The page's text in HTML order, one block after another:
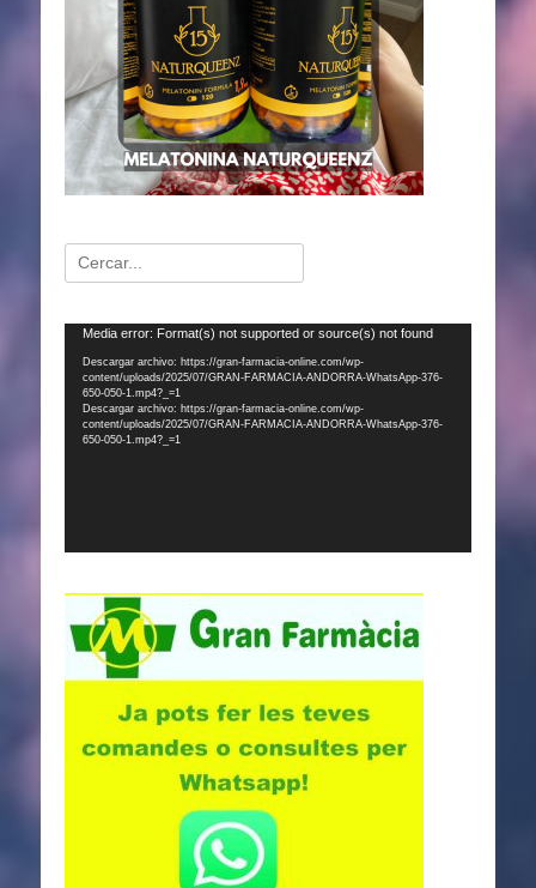
Buscar:
Reproductor
vídeo
Media error: Format(s) not supported or source(s) not found
Descargar archivo: https://gran-farmacia-online.com/wp-
content/uploads/2025/07/GRAN-FARMACIA-ANDORRA-WhatsApp-376-
650-050-1.mp4?_=1
Descargar archivo: https://gran-farmacia-online.com/wp-
content/uploads/2025/07/GRAN-FARMACIA-ANDORRA-WhatsApp-376-
650-050-1.mp4?_=1